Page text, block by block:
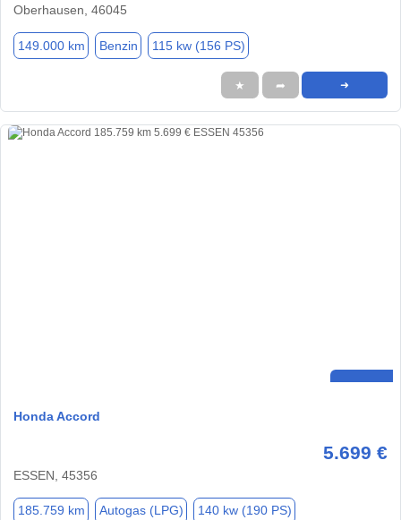
Oberhausen, 46045
149.000 km Benzin 115 kw (156 PS)
★ ➦ ➜
Honda Accord
5.699 €
ESSEN, 45356
185.759 km Autogas (LPG) 140 kw (190 PS)